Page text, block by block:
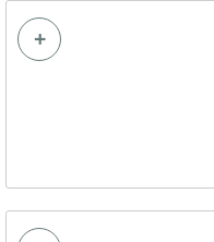
הצעות נישואין